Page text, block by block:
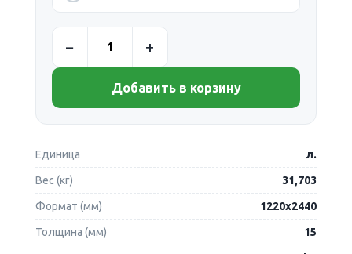
Добавить в корзину
Единица л.
Вес (кг) 31,703
Формат (мм) 1220х2440
Толщина (мм) 15